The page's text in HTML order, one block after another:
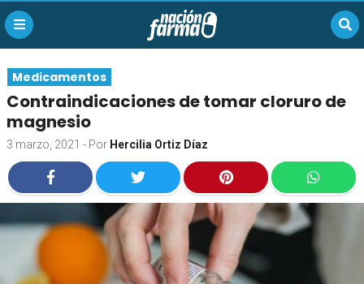
Medicamentos
Contraindicaciones de tomar cloruro de
magnesio
3 marzo, 2021 - Por Hercilia Ortiz Díaz